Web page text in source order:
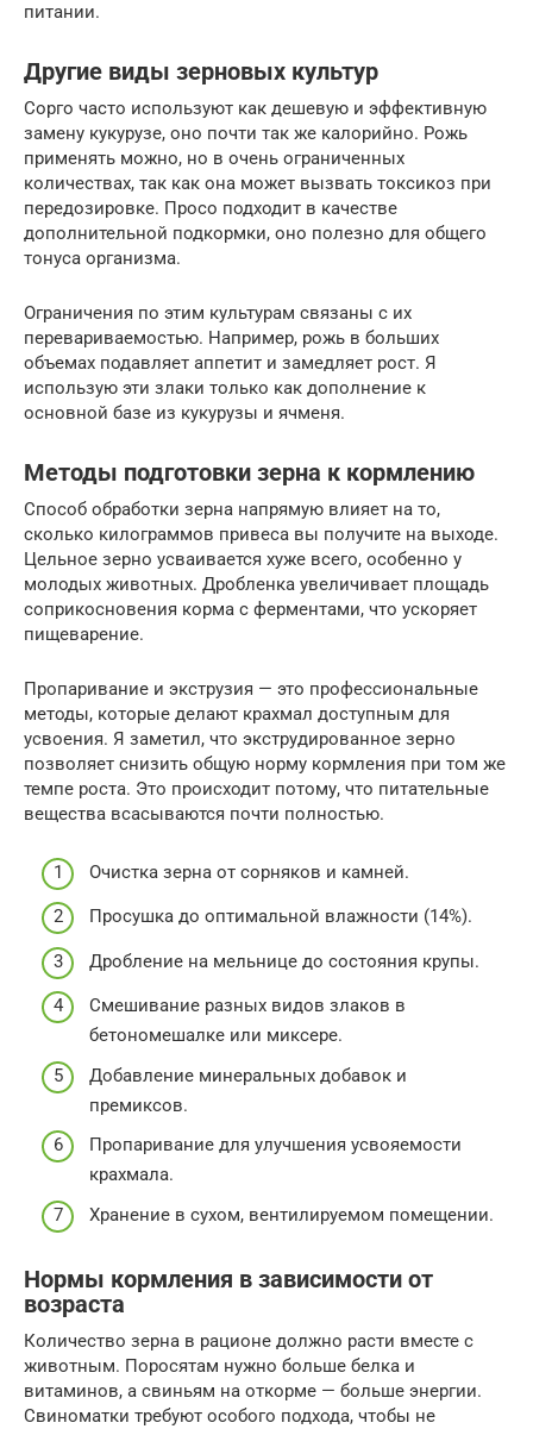
питании.
Другие виды зерновых культур
Сорго часто используют как дешевую и эффективную
замену кукурузе, оно почти так же калорийно. Рожь
применять можно, но в очень ограниченных
количествах, так как она может вызвать токсикоз при
передозировке. Просо подходит в качестве
дополнительной подкормки, оно полезно для общего
тонуса организма.
Ограничения по этим культурам связаны с их
перевариваемостью. Например, рожь в больших
объемах подавляет аппетит и замедляет рост. Я
использую эти злаки только как дополнение к
основной базе из кукурузы и ячменя.
Методы подготовки зерна к кормлению
Способ обработки зерна напрямую влияет на то,
сколько килограммов привеса вы получите на выходе.
Цельное зерно усваивается хуже всего, особенно у
молодых животных. Дробленка увеличивает площадь
соприкосновения корма с ферментами, что ускоряет
пищеварение.
Пропаривание и экструзия — это профессиональные
методы, которые делают крахмал доступным для
усвоения. Я заметил, что экструдированное зерно
позволяет снизить общую норму кормления при том же
темпе роста. Это происходит потому, что питательные
вещества всасываются почти полностью.
Очистка зерна от сорняков и камней.
Просушка до оптимальной влажности (14%).
Дробление на мельнице до состояния крупы.
Смешивание разных видов злаков в
бетономешалке или миксере.
Добавление минеральных добавок и
премиксов.
Пропаривание для улучшения усвояемости
крахмала.
Хранение в сухом, вентилируемом помещении.
Нормы кормления в зависимости от
возраста
Количество зерна в рационе должно расти вместе с
животным. Поросятам нужно больше белка и
витаминов, а свиньям на откорме — больше энергии.
Свиноматки требуют особого подхода, чтобы не